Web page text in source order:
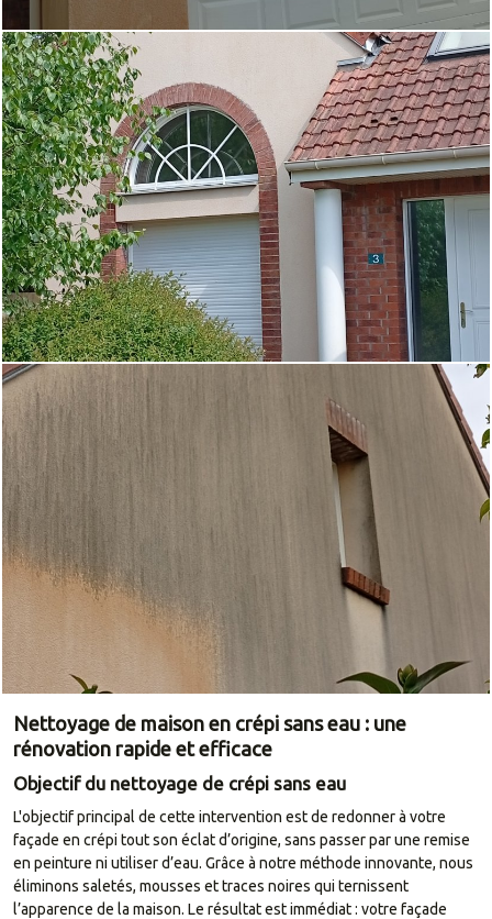
Nettoyage de maison en crépi sans eau : une
rénovation rapide et efficace
Objectif du nettoyage de crépi sans eau
L'objectif principal de cette intervention est de redonner à votre
façade en crépi tout son éclat d’origine, sans passer par une remise
en peinture ni utiliser d’eau. Grâce à notre méthode innovante, nous
éliminons saletés, mousses et traces noires qui ternissent
l’apparence de la maison. Le résultat est immédiat : votre façade